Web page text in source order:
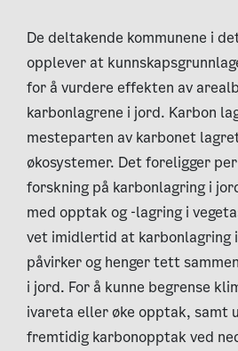
De deltakende kommunene i
opplever at
for å vurdere effekten av
karbonlagrene i jord. Karbon
mesteparten av karbonet
økosystemer. Det foreligger
forskning på karbonlagring i
med opptak og -lagring i
vet imidlertid at karbonlagring
påvirker og henger tett
i jord. For å kunne begrense
ivareta eller øke opptak, samt
fremtidig karbonopptak ved